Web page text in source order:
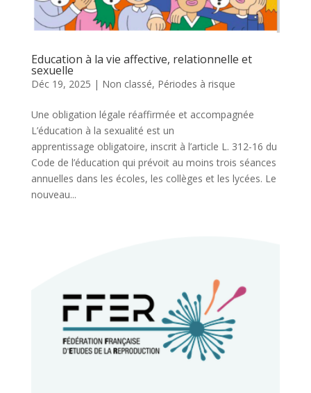
Education à la vie affective, relationnelle et
sexuelle
Déc 19, 2025 | Non classé, Périodes à risque
Une obligation légale réaffirmée et accompagnée
L’éducation à la sexualité est un
apprentissage obligatoire, inscrit à l’article L. 312-16 du
Code de l’éducation qui prévoit au moins trois séances
annuelles dans les écoles, les collèges et les lycées. Le
nouveau...